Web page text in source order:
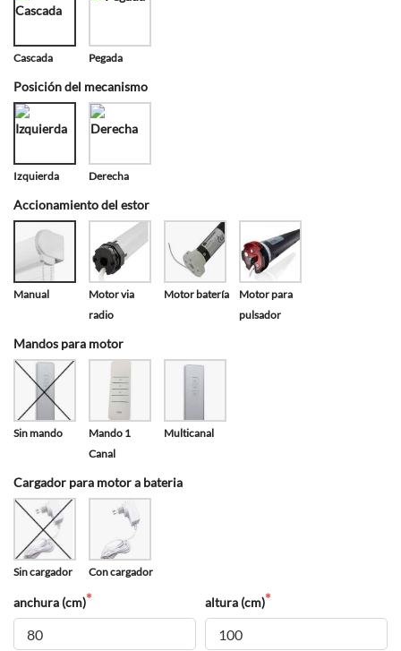
Cascada Pegada
Posición del mecanismo
Izquierda Derecha
Accionamiento del estor
Manual
Motor via
radio
Motor batería
Motor para
pulsador
Mandos para motor
Sin mando
Mando 1
Canal
Multicanal
Cargador para motor a bateria
Sin cargador Con cargador
anchura (cm) altura (cm)